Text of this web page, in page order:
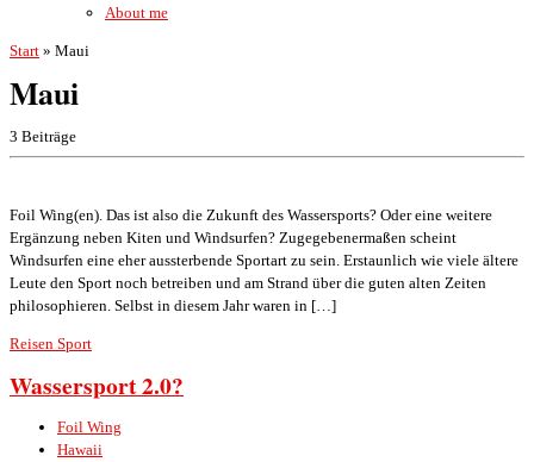
About me
Start » Maui
Maui
3 Beiträge
Foil Wing(en). Das ist also die Zukunft des Wassersports? Oder eine weitere
Ergänzung neben Kiten und Windsurfen? Zugegebenermaßen scheint
Windsurfen eine eher aussterbende Sportart zu sein. Erstaunlich wie viele ältere
Leute den Sport noch betreiben und am Strand über die guten alten Zeiten
philosophieren. Selbst in diesem Jahr waren in […]
Reisen Sport
Wassersport 2.0?
Foil Wing
Hawaii